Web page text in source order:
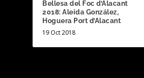
Bellesa del Foc d’Alacant
2018: Aleida González,
Hoguera Port d’Alacant
19 Oct 2018